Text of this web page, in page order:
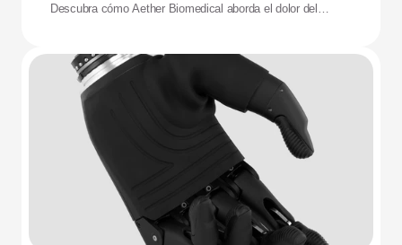
Descubra cómo Aether Biomedical aborda el dolor del